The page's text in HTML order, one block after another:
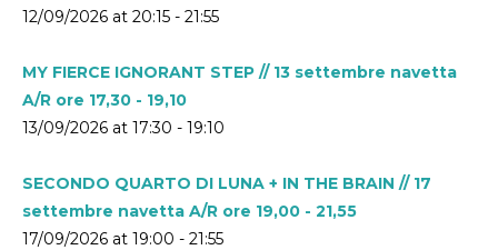
12/09/2026 at 20:15 - 21:55
MY FIERCE IGNORANT STEP // 13 settembre navetta
A/R ore 17,30 - 19,10
13/09/2026 at 17:30 - 19:10
SECONDO QUARTO DI LUNA + IN THE BRAIN // 17
settembre navetta A/R ore 19,00 - 21,55
17/09/2026 at 19:00 - 21:55